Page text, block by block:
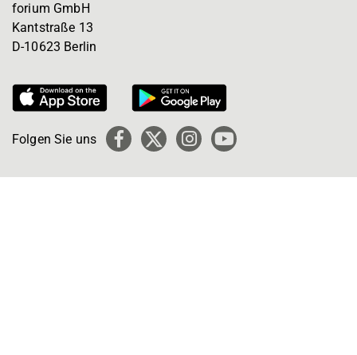
forium GmbH
Kantstraße 13
D-10623 Berlin
Folgen Sie uns Facebook
X
Instagram